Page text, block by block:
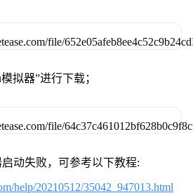
拟器”进行下载；
动失败，可参考以下教程:
help/20210512/35042_947013.html